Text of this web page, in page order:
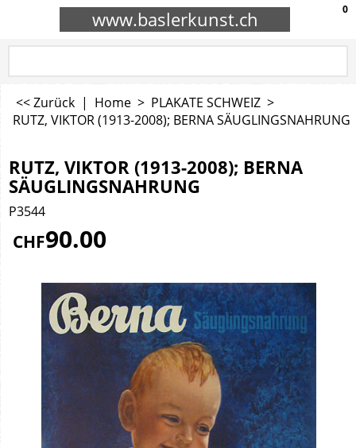
www.baslerkunst.ch 0
<< Zurück | Home > PLAKATE SCHWEIZ >
RUTZ, VIKTOR (1913-2008); BERNA SÄUGLINGSNAHRUNG
RUTZ, VIKTOR (1913-2008); BERNA
SÄUGLINGSNAHRUNG
P3544
CHF90.00